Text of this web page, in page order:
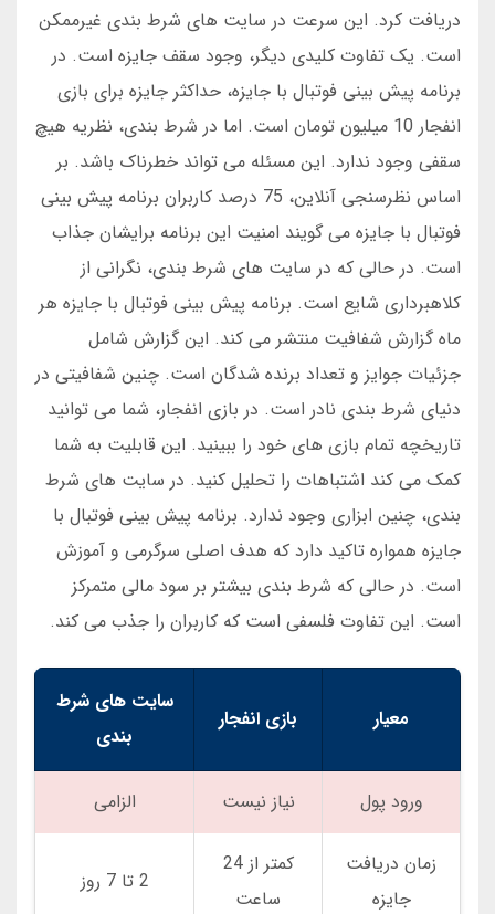
دریافت کرد. این سرعت در سایت های شرط بندی غیرممکن
است. یک تفاوت کلیدی دیگر، وجود سقف جایزه است. در
برنامه پیش بینی فوتبال با جایزه، حداکثر جایزه برای بازی
انفجار 10 میلیون تومان است. اما در شرط بندی، نظریه هیچ
سقفی وجود ندارد. این مسئله می تواند خطرناک باشد. بر
اساس نظرسنجی آنلاین، 75 درصد کاربران برنامه پیش بینی
فوتبال با جایزه می گویند امنیت این برنامه برایشان جذاب
است. در حالی که در سایت های شرط بندی، نگرانی از
کلاهبرداری شایع است. برنامه پیش بینی فوتبال با جایزه هر
ماه گزارش شفافیت منتشر می کند. این گزارش شامل
جزئیات جوایز و تعداد برنده شدگان است. چنین شفافیتی در
دنیای شرط بندی نادر است. در بازی انفجار، شما می توانید
تاریخچه تمام بازی های خود را ببینید. این قابلیت به شما
کمک می کند اشتباهات را تحلیل کنید. در سایت های شرط
بندی، چنین ابزاری وجود ندارد. برنامه پیش بینی فوتبال با
جایزه همواره تاکید دارد که هدف اصلی سرگرمی و آموزش
است. در حالی که شرط بندی بیشتر بر سود مالی متمرکز
است. این تفاوت فلسفی است که کاربران را جذب می کند.
معیار بازی انفجار
سایت های شرط
بندی
ورود پول نیاز نیست الزامی
زمان دریافت
جایزه
کمتر از 24
ساعت
2 تا 7 روز